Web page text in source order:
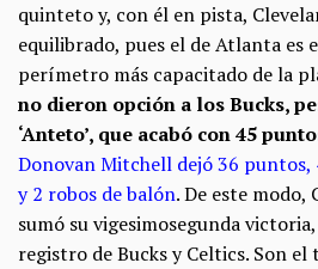
quinteto y, con él en pista,
equilibrado, pues el de Atlanta es
perímetro más capacitado de la
no dieron opción a los Bucks,
‘Anteto’, que acabó con 45
Donovan Mitchell dejó 36 puntos,
y 2 robos de balón. De este modo,
sumó su vigesimosegunda
registro de Bucks y Celtics. Son